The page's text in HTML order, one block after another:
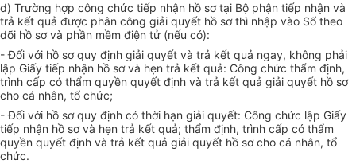
d) Trường hợp công chức tiếp nhận hồ sơ tại Bộ phận tiếp nhận và
trả kết quả được phân công giải quyết hồ sơ thì nhập vào Sổ theo
dõi hồ sơ và phần mềm điện tử (nếu có):
- Đối với hồ sơ quy định giải quyết và trả kết quả ngay, không phải
lập Giấy tiếp nhận hồ sơ và hẹn trả kết quả: Công chức thẩm định,
trình cấp có thẩm quyền quyết định và trả kết quả giải quyết hồ sơ
cho cá nhân, tổ chức;
- Đối với hồ sơ quy định có thời hạn giải quyết: Công chức lập Giấy
tiếp nhận hồ sơ và hẹn trả kết quả; thẩm định, trình cấp có thẩm
quyền quyết định và trả kết quả giải quyết hồ sơ cho cá nhân, tổ
chức.